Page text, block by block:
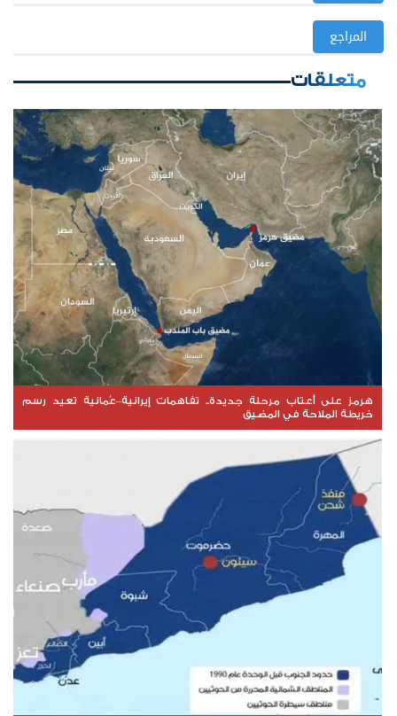
المراجع
متعلقات
هرمز على أعتاب مرحلة جديدة.. تفاهمات إيرانية–عُمانية تعيد رسم
خريطة الملاحة في المضيق